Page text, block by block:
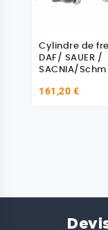
Cylindre de
DAF/ SAUER /
SACNIA/
161,20 €